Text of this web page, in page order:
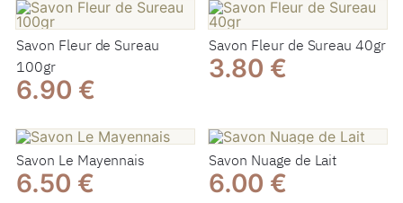
Savon Fleur de Sureau
100gr
6.90 €
Savon Fleur de Sureau 40gr
3.80 €
Savon Le Mayennais
6.50 €
Savon Nuage de Lait
6.00 €